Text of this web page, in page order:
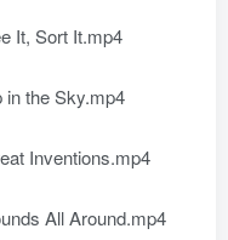
It, Sort It.mp4
in the Sky.mp4
Inventions.mp4
All Around.mp4